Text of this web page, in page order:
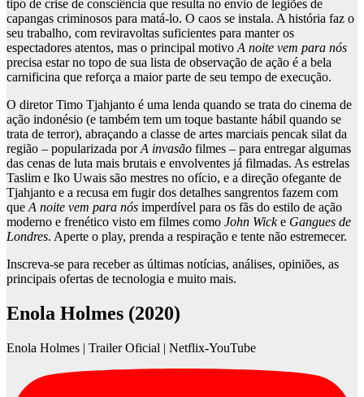
tipo de crise de consciência que resulta no envio de legiões de
capangas criminosos para matá-lo. O caos se instala. A história faz o
seu trabalho, com reviravoltas suficientes para manter os
espectadores atentos, mas o principal motivo A noite vem para nós
precisa estar no topo de sua lista de observação de ação é a bela
carnificina que reforça a maior parte de seu tempo de execução.
O diretor Timo Tjahjanto é uma lenda quando se trata do cinema de
ação indonésio (e também tem um toque bastante hábil quando se
trata de terror), abraçando a classe de artes marciais pencak silat da
região – popularizada porA invasão filmes – para entregar algumas
das cenas de luta mais brutais e envolventes já filmadas. As estrelas
Taslim e Iko Uwais são mestres no ofício, e a direção ofegante de
Tjahjanto e a recusa em fugir dos detalhes sangrentos fazem com
que A noite vem para nós imperdível para os fãs do estilo de ação
moderno e frenético visto em filmes como John Wicke Gangues de
Londres. Aperte o play, prenda a respiração e tente não estremecer.
Inscreva-se para receber as últimas notícias, análises, opiniões, as
principais ofertas de tecnologia e muito mais.
Enola Holmes (2020)
Enola Holmes | Trailer Oficial | Netflix-YouTube